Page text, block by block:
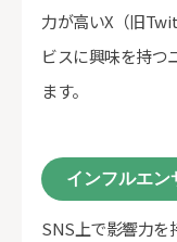
力が高いX（旧
ビスに興味を持つ
ます。
インフルエン
SNS上で影響力を